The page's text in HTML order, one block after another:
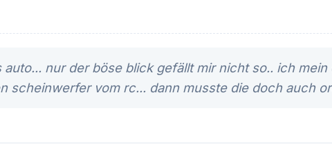
auto... nur der böse blick gefällt mir nicht so.. ich
scheinwerfer vom rc... dann musste die doch auch